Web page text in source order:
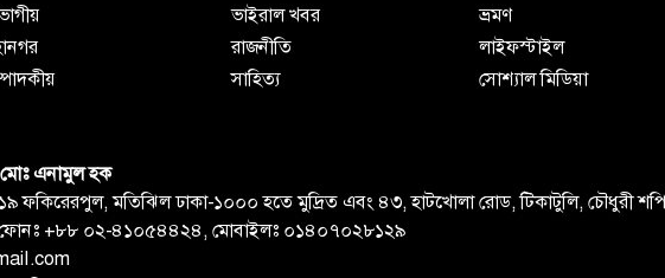
ভাইরাল খবর
ভ্রমণ
রাজনীতি
লাইফস্টাইল
সাহিত্য
সোশ্যাল মিডিয়া
মোঃ এনামুল হক
২১৯ ফকিরেরপুল, মতিঝিল ঢাকা-১০০০ হতে মুদ্রিত এবং ৪৩, হাটখোলা রোড, টিকাটুলি, চৌধুরী
ফোনঃ +৮৮ ০২-৪১০৫৪৪২৪, মোবাইলঃ ০১৪০৭০২৮১২৯